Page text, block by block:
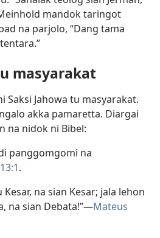
mandok taringot
na parjolo, “Dang tama
masyarakat
Jahowa tu masyarakat.
akka pamaretta. Diargai
na nidok ni Bibel:
panggomgomi na
.
na sian Kesar; jala lehon
na sian Debata!”—Mateus